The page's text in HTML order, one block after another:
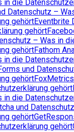
in die
Datenschutz –
gehörtEventbrite
gehört
– Was in
gehörtFathom
in die
und
gehört
gehört
in die
und
gehört
gehört